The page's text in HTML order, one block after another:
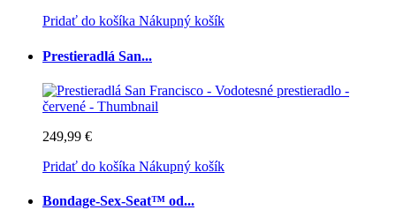
Pridať do košíka Nákupný košík
Prestieradlá San...
249,99 €
Pridať do košíka Nákupný košík
Bondage-Sex-Seat™ od...